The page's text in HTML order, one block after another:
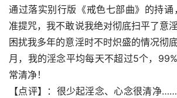
通过落实别行版《戒色七部曲》的持
准提咒，我不敢说我绝对彻底扫平了意
困扰我多年的意淫时不时炽盛的情况彻
月，我的淫念平均每天不超过5个，
常清净！
【点评】：很少起淫念、心念很清净